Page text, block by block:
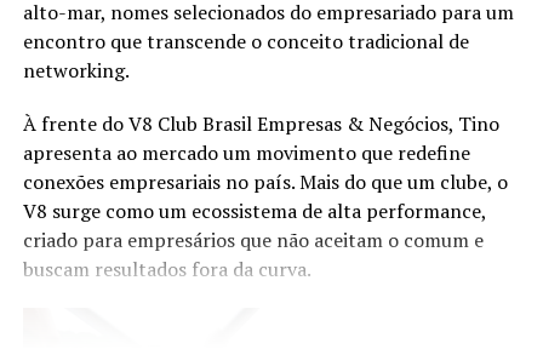
competências pode preparar os profissionais para atuar
em segmentos estratégicos da economia brasileira e
acompanhar a evolução das demandas dos investidores.
Eduardo Vanin, Estrategista Sênior de Agricultura da
Marex e Analista do Complexo Soja, abordará o cenário
atual do agronegócio, as oportunidades que o setor abre
para assessores de investimento, os movimentos de
mercado que impactam investidores e como os
profissionais podem ampliar as conversas com seus
alto-mar, nomes selecionados do empresariado para um
encontro que transcende o conceito tradicional de
networking.
À frente do V8 Club Brasil Empresas & Negócios, Tino
apresenta ao mercado um movimento que redefine
conexões empresariais no país. Mais do que um clube, o
V8 surge como um ecossistema de alta performance,
criado para empresários que não aceitam o comum e
buscam resultados fora da curva.